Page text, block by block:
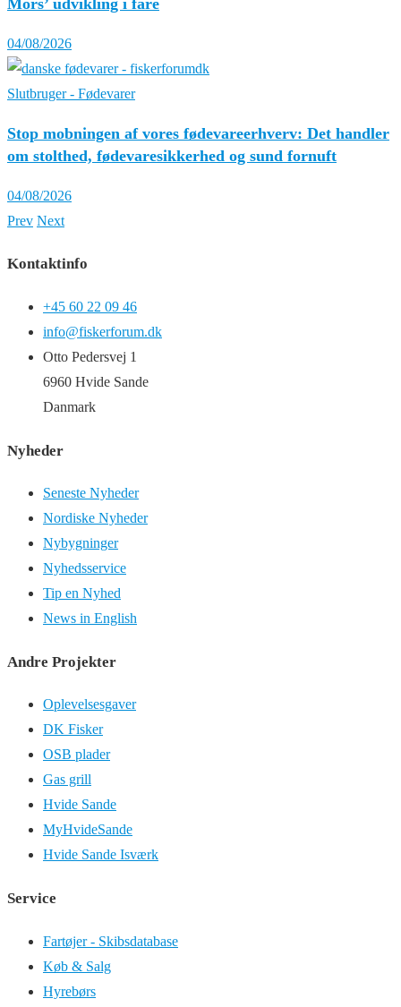
04/08/2026
Slutbruger - Fødevarer
Stop mobningen af vores fødevareerhverv: Det handler
om stolthed, fødevaresikkerhed og sund fornuft
04/08/2026
Prev Next
Kontaktinfo
+45 60 22 09 46
info@fiskerforum.dk
Otto Pedersvej 1
6960 Hvide Sande
Danmark
Nyheder
Seneste Nyheder
Nordiske Nyheder
Nybygninger
Nyhedsservice
Tip en Nyhed
News in English
Andre Projekter
Oplevelsesgaver
DK Fisker
OSB plader
Gas grill
Hvide Sande
MyHvideSande
Hvide Sande Isværk
Service
Fartøjer - Skibsdatabase
Køb & Salg
Hyrebørs